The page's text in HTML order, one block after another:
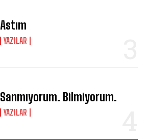
Astım
YAZILAR
Sanmıyorum. Bilmiyorum.
YAZILAR